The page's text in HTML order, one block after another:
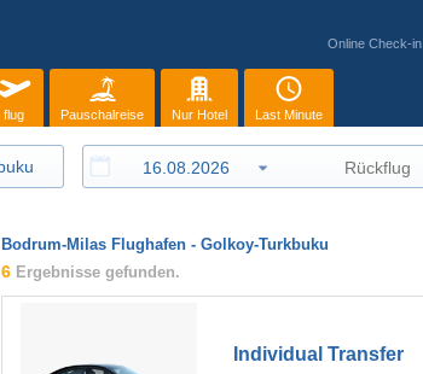
Online Check-in
flug Pauschalreise Nur Hotel Last Minute
Bodrum-Milas Flughafen - Golkoy-Turkbuku
6 Ergebnisse gefunden.
Individual Transfer